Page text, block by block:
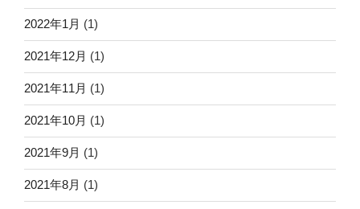
2022年1月 (1)
2021年12月 (1)
2021年11月 (1)
2021年10月 (1)
2021年9月 (1)
2021年8月 (1)